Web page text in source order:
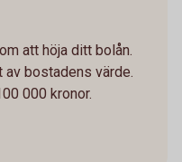
att höja ditt bolån.
av bostadens värde.
000 kronor.